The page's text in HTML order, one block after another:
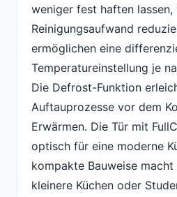
weniger fest haften lassen,
Reinigungsaufwand
ermöglichen eine
Temperatureinstellung je
Die Defrost-Funktion
Auftauprozesse vor dem
Erwärmen. Die Tür mit
optisch für eine moderne
kompakte Bauweise
kleinere Küchen oder